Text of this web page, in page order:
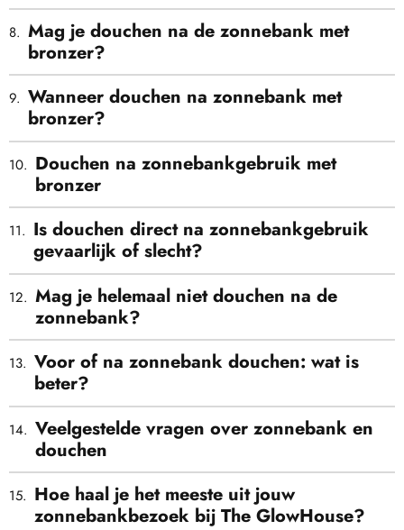
Mag je douchen na de zonnebank met
bronzer?
Wanneer douchen na zonnebank met
bronzer?
Douchen na zonnebankgebruik met
bronzer
Is douchen direct na zonnebankgebruik
gevaarlijk of slecht?
Mag je helemaal niet douchen na de
zonnebank?
Voor of na zonnebank douchen: wat is
beter?
Veelgestelde vragen over zonnebank en
douchen
Hoe haal je het meeste uit jouw
zonnebankbezoek bij The GlowHouse?